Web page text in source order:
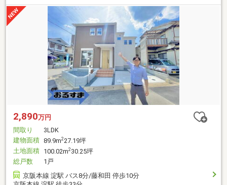
2,890万円
間取り
3LDK
建物面積 89.9m227.19坪
土地面積 100.02m230.25坪
総戸数
1戸
京阪本線 淀駅 バス8分/藤和田 停歩10分